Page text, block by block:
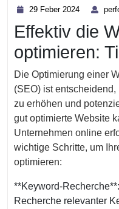
29 Feber 2024
2024
Effektiv die
optimieren:
Die Optimierung einer
(SEO) ist
zu erhöhen und
gut optimierte Website
Unternehmen online
wichtige Schritte, um
optimieren:
**Keyword-
Recherche relevanter